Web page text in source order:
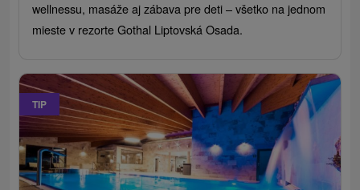
wellnessu, masáže aj zábava pre deti – všetko na jednom
mieste v rezorte Gothal Liptovská Osada.
TIP